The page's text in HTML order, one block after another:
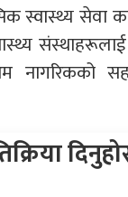
स्वास्थ्य सेवा
नागरिकको